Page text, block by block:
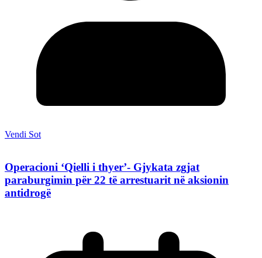
Vendi Sot
Operacioni ‘Qielli i thyer’- Gjykata zgjat
paraburgimin për 22 të arrestuarit në aksionin
antidrogë